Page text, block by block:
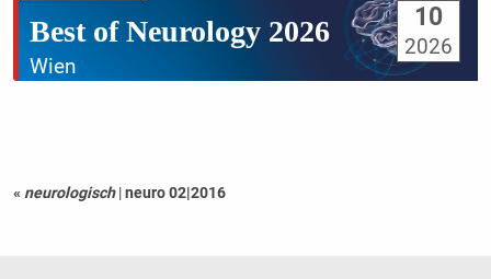
Best of Neurology 2026
Wien
10
2026
« neurologisch |neuro 02|2016